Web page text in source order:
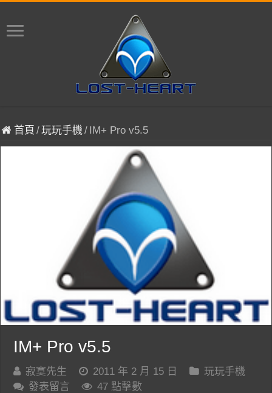
首頁 /玩玩手機/ IM+ Pro v5.5
IM+ Pro v5.5
寂寞先生 2011 年 2 月 15 日
玩玩手機
發表留言
47 點擊數